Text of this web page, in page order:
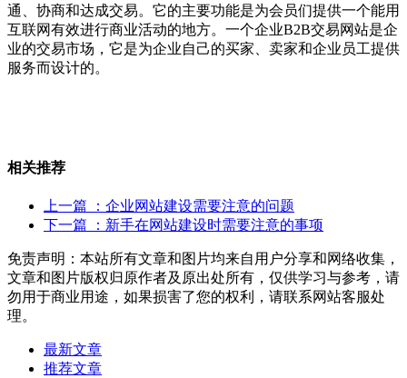
通、协商和达成交易。它的主要功能是为会员们提供一个能用
互联网有效进行商业活动的地方。一个企业B2B交易网站是企
业的交易市场，它是为企业自己的买家、卖家和企业员工提供
服务而设计的。
相关推荐
上一篇
：企业网站建设需要注意的问题
下一篇
：新手在网站建设时需要注意的事项
免责声明：本站所有文章和图片均来自用户分享和网络收集，
文章和图片版权归原作者及原出处所有，仅供学习与参考，请
勿用于商业用途，如果损害了您的权利，请联系网站客服处
理。
最新文章
推荐文章